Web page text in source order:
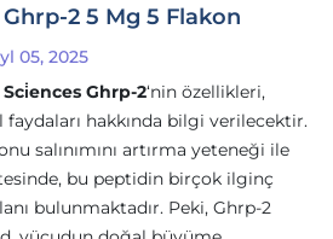
2 5 Mg 5 Flakon
05, 2025
Ghrp-2‘nin özellikleri,
faydaları hakkında bilgi verilecektir.
salınımını artırma yeteneği ile
bu peptidin birçok ilginç
bulunmaktadır. Peki, Ghrp-2